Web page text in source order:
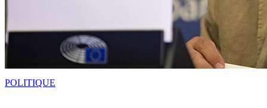
POLITIQUE